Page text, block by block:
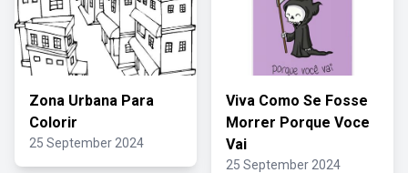
Zona Urbana Para
Colorir
25 September 2024
Viva Como Se Fosse
Morrer Porque Voce
Vai
25 September 2024